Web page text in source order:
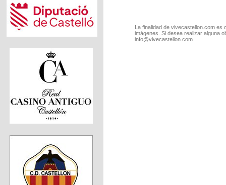
La finalidad de vivecastellon.com
imágenes. Si desea realizar alguna
info@vivecastellon.com